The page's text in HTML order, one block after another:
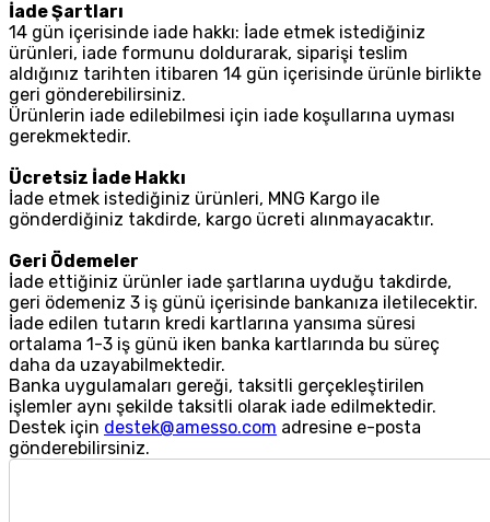
İade Şartları
14 gün içerisinde iade hakkı: İade etmek istediğiniz
ürünleri, iade formunu doldurarak, siparişi teslim
aldığınız tarihten itibaren 14 gün içerisinde ürünle birlikte
geri gönderebilirsiniz.
Ürünlerin iade edilebilmesi için iade koşullarına uyması
gerekmektedir.
Ücretsiz İade Hakkı
İade etmek istediğiniz ürünleri, MNG Kargo ile
gönderdiğiniz takdirde, kargo ücreti alınmayacaktır.
Geri Ödemeler
İade ettiğiniz ürünler iade şartlarına uyduğu takdirde,
geri ödemeniz 3 iş günü içerisinde bankanıza iletilecektir.
İade edilen tutarın kredi kartlarına yansıma süresi
ortalama 1-3 iş günü iken banka kartlarında bu süreç
daha da uzayabilmektedir.
Banka uygulamaları gereği, taksitli gerçekleştirilen
işlemler aynı şekilde taksitli olarak iade edilmektedir.
Destek için destek@amesso.com adresine e-posta
gönderebilirsiniz.